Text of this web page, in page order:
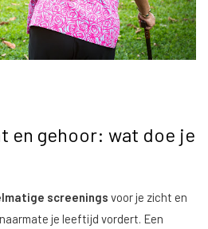
en gehoor: wat doe je
screenings voor je zicht en
je leeftijd vordert. Een